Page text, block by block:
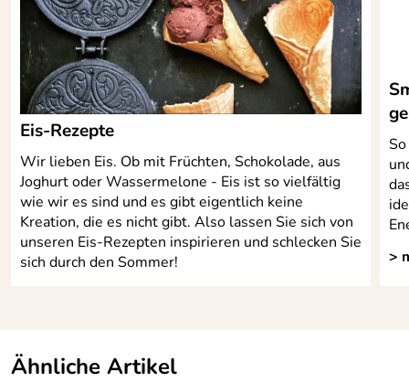
Spannung 220-240 V~, 50 Hz
Kompressor-Betrieb, kühlt bis -35 °C
großes LCD-Display mit Anzeige der Restlaufzeit
Maße: ca. 27,5 x 31,5 x 36,7 cm
Bedienungsanleitung mit Rezepten
Hersteller: Unold AG, Mannheimer Straße 4, 68766
Hockenheim-Talhaus, info@unold.de
Eis-Rezepte
Wir lieben Eis. Ob mit Früchten, Schokolade, aus
Joghurt oder Wassermelone - Eis ist so vielfältig
wie wir es sind und es gibt eigentlich keine
Kreation, die es nicht gibt. Also lassen Sie sich von
unseren Eis-Rezepten inspirieren und schlecken Sie
sich durch den Sommer!
>
Ähnliche Artikel